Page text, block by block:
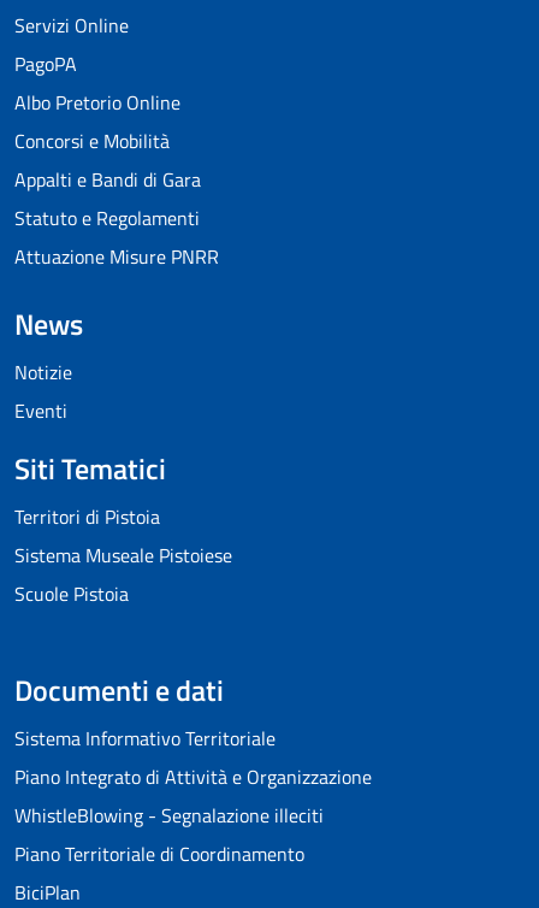
Servizi Online
PagoPA
Albo Pretorio Online
Concorsi e Mobilità
Appalti e Bandi di Gara
Statuto e Regolamenti
Attuazione Misure PNRR
News
Notizie
Eventi
Siti Tematici
Territori di Pistoia
Sistema Museale Pistoiese
Scuole Pistoia
Documenti e dati
Sistema Informativo Territoriale
Piano Integrato di Attività e Organizzazione
WhistleBlowing - Segnalazione illeciti
Piano Territoriale di Coordinamento
BiciPlan